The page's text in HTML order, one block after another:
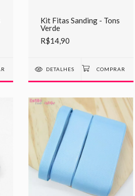
Kit Fitas Sanding - Tons
Verde
R$14,90
DETALHES